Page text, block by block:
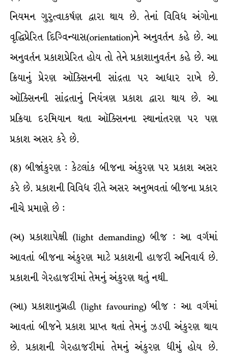
નિયમન ગુરુત્વાકર્ષણ દ્વારા થાય છે. તેનાં વિવિધ અંગોના
વૃદ્ધિપ્રેરિત દિગ્વિન્યાસ(orientation)ને અનુવર્તન કહે છે. આ
અનુવર્તન પ્રકાશપ્રેરિત હોય તો તેને પ્રકાશાનુવર્તન કહે છે. આ
ક્રિયાનું પ્રેરણ ઑક્સિનની સાંદ્રતા પર આધાર રાખે છે.
ઑક્સિનની સાંદ્રતાનું નિયંત્રણ પ્રકાશ દ્વારા થાય છે. આ
પ્રક્રિયા દરમિયાન થતા ઑક્સિનના સ્થાનાંતરણ પર પણ
પ્રકાશ અસર કરે છે.
(8) બીજાંકુરણ : કેટલાંક બીજના અંકુરણ પર પ્રકાશ અસર
કરે છે. પ્રકાશની વિવિધ રીતે અસર અનુભવતાં બીજના પ્રકાર
નીચે પ્રમાણે છે :
(અ) પ્રકાશાપેક્ષી (light demanding) બીજ : આ વર્ગમાં
આવતાં બીજના અંકુરણ માટે પ્રકાશની હાજરી અનિવાર્ય છે.
પ્રકાશની ગેરહાજરીમાં તેમનું અંકુરણ થતું નથી.
(આ) પ્રકાશાનુગ્રહી (light favouring) બીજ : આ વર્ગમાં
આવતાં બીજને પ્રકાશ પ્રાપ્ત થતાં તેમનું ઝડપી અંકુરણ થાય
છે. પ્રકાશની ગેરહાજરીમાં તેમનું અંકુરણ ધીમું હોય છે.